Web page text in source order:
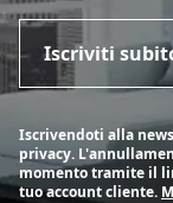
Iscriviti
Iscrivendoti alla
privacy.
momento tramite il
tuo account cliente.